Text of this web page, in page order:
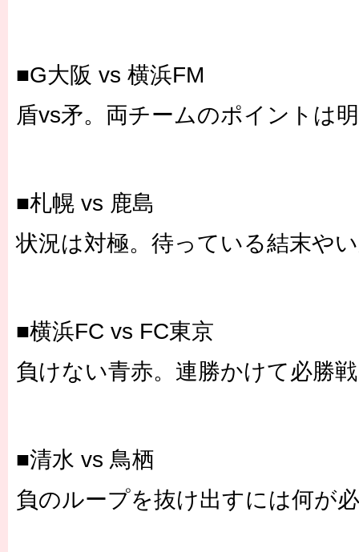
■G大阪 vs 横浜FM
盾vs矛。両チームのポイントは
■札幌 vs 鹿島
状況は対極。待っている結末や
■横浜FC vs FC東京
負けない青赤。連勝かけて必勝戦
■清水 vs 鳥栖
負のループを抜け出すには何が